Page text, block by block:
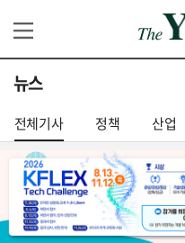
뉴스
전체기사 정책 산업